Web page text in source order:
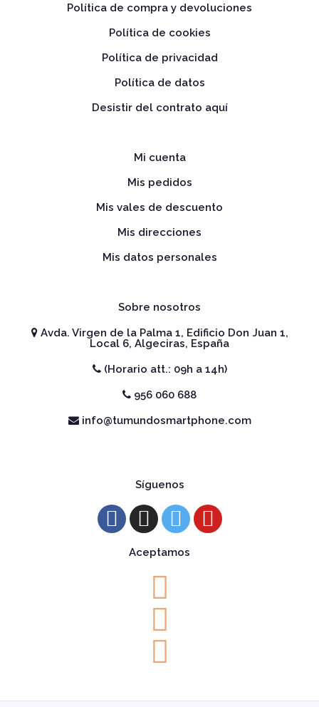
Política de compra y devoluciones
Política de cookies
Política de privacidad
Política de datos
Desistir del contrato aquí
Mi cuenta
Mis pedidos
Mis vales de descuento
Mis direcciones
Mis datos personales
Sobre nosotros
Avda. Virgen de la Palma 1, Edificio Don Juan 1,
Local 6, Algeciras, España
(Horario att.: 09h a 14h)
956 060 688
info@tumundosmartphone.com
Síguenos
Aceptamos